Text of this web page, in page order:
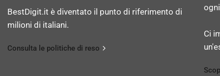
BestDigit.it è diventato il punto di riferimento di
milioni di italiani.
Consulta le politiche di reso
Ci